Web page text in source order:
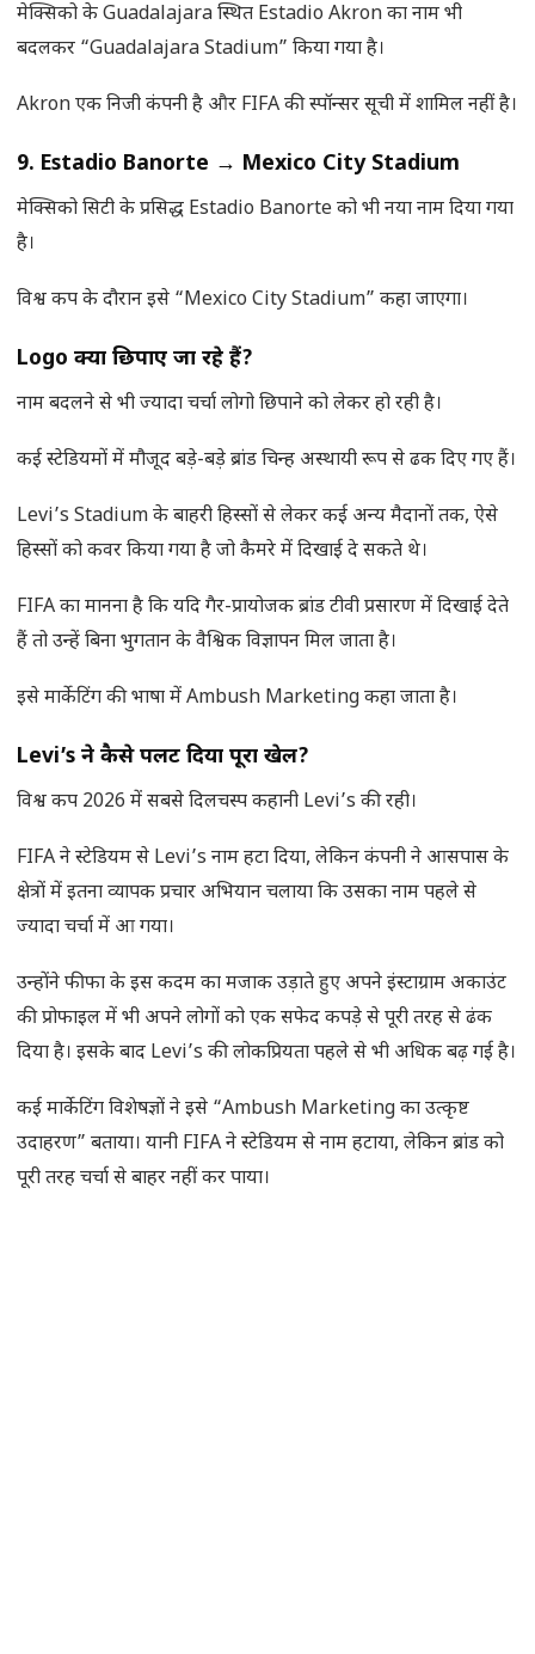
मेक्सिको के Guadalajara स्थित Estadio Akron का नाम भी
बदलकर “Guadalajara Stadium” किया गया है।
Akron एक निजी कंपनी है और FIFA की स्पॉन्सर सूची में शामिल नहीं है।
9. Estadio Banorte → Mexico City Stadium
मेक्सिको सिटी के प्रसिद्ध Estadio Banorte को भी नया नाम दिया गया
है।
विश्व कप के दौरान इसे “Mexico City Stadium” कहा जाएगा।
Logo क्यों छिपाए जा रहे हैं?
नाम बदलने से भी ज्यादा चर्चा लोगो छिपाने को लेकर हो रही है।
कई स्टेडियमों में मौजूद बड़े-बड़े ब्रांड चिन्ह अस्थायी रूप से ढक दिए गए हैं।
Levi’s Stadium के बाहरी हिस्सों से लेकर कई अन्य मैदानों तक, ऐसे
हिस्सों को कवर किया गया है जो कैमरे में दिखाई दे सकते थे।
FIFA का मानना है कि यदि गैर-प्रायोजक ब्रांड टीवी प्रसारण में दिखाई देते
हैं तो उन्हें बिना भुगतान के वैश्विक विज्ञापन मिल जाता है।
इसे मार्केटिंग की भाषा में Ambush Marketing कहा जाता है।
Levi’s ने कैसे पलट दिया पूरा खेल?
विश्व कप 2026 में सबसे दिलचस्प कहानी Levi’s की रही।
FIFA ने स्टेडियम से Levi’s नाम हटा दिया, लेकिन कंपनी ने आसपास के
क्षेत्रों में इतना व्यापक प्रचार अभियान चलाया कि उसका नाम पहले से
ज्यादा चर्चा में आ गया।
उन्होंने फीफा के इस कदम का मजाक उड़ाते हुए अपने इंस्टाग्राम अकाउंट
की प्रोफाइल में भी अपने लोगों को एक सफेद कपड़े से पूरी तरह से ढंक
दिया है। इसके बाद Levi’s की लोकप्रियता पहले से भी अधिक बढ़ गई है।
कई मार्केटिंग विशेषज्ञों ने इसे “Ambush Marketing का उत्कृष्ट
उदाहरण” बताया। यानी FIFA ने स्टेडियम से नाम हटाया, लेकिन ब्रांड को
पूरी तरह चर्चा से बाहर नहीं कर पाया।